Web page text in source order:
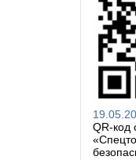
QR-код